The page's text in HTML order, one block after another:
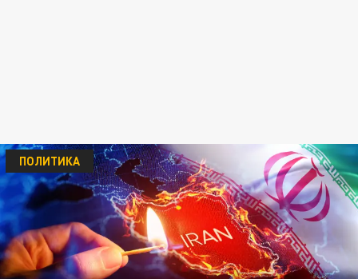
ПОЛИТИКА